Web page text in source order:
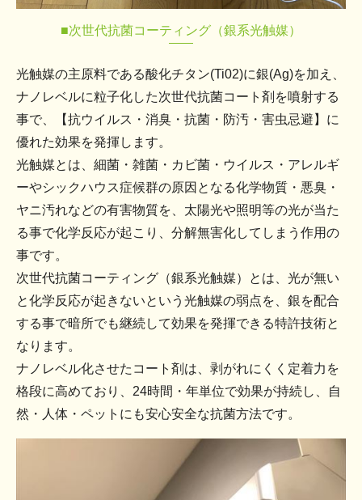
■次世代抗菌コーティング（銀系光触媒）
光触媒の主原料である酸化チタン(Ti02)に銀(Ag)を加え、
ナノレベルに粒子化した次世代抗菌コート剤を噴射する
事で、【抗ウイルス・消臭・抗菌・防汚・害虫忌避】に
優れた効果を発揮します。
光触媒とは、細菌・雑菌・カビ菌・ウイルス・アレルギ
ーやシックハウス症候群の原因となる化学物質・悪臭・
ヤニ汚れなどの有害物質を、太陽光や照明等の光が当た
る事で化学反応が起こり、分解無害化してしまう作用の
事です。
次世代抗菌コーティング（銀系光触媒）とは、光が無い
と化学反応が起きないという光触媒の弱点を、銀を配合
する事で暗所でも継続して効果を発揮できる特許技術と
なります。
ナノレベル化させたコート剤は、剥がれにくく定着力を
格段に高めており、24時間・年単位で効果が持続し、自
然・人体・ペットにも安心安全な抗菌方法です。